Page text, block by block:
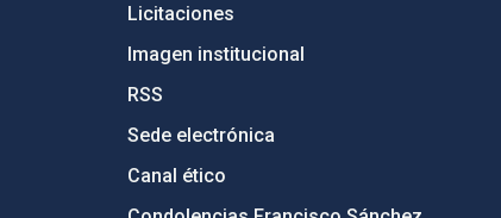
Licitaciones
Imagen institucional
RSS
Sede electrónica
Canal ético